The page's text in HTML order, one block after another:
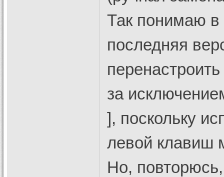
Так понимаю в
последняя
за
], поскольку
левой клавиш
Но,